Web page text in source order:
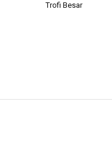
Trofi Besar